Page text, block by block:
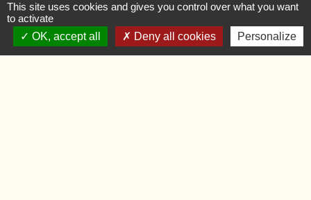
This site uses cookies and gives you control over what you want
to activate
OK, accept all
Deny all cookies Personalize